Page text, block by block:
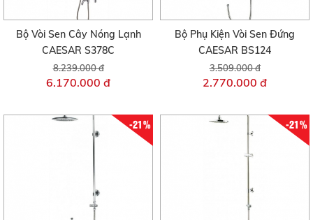
Bộ Vòi Sen Cây Nóng Lạnh
CAESAR S378C
8.239.000 đ
6.170.000 đ
Bộ Phụ Kiện Vòi Sen Đứng
CAESAR BS124
3.509.000 đ
2.770.000 đ
-21% -21%